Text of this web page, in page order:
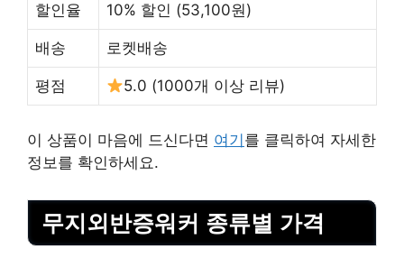
할인율 10% 할인 (53,100원)
배송 로켓배송
평점 5.0 (1000개 이상 리뷰)
이 상품이 마음에 드신다면 여기를 클릭하여 자세한
정보를 확인하세요.
무지외반증워커 종류별 가격